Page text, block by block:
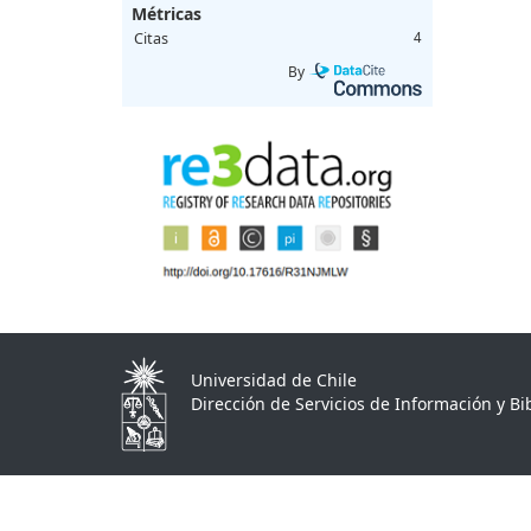
Métricas
Citas 4
By
Universidad de Chile
Dirección de Servicios de Información y